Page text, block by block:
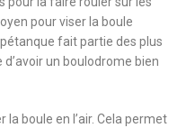
pour viser la boule
fait partie des plus
un boulodrome bien
la boule en l’air. Cela permet